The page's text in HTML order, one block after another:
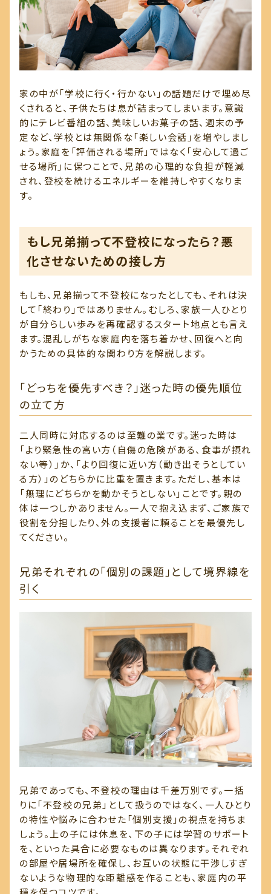
家の中が「学校に行く・行かない」の話題だけで埋め尽
くされると、子供たちは息が詰まってしまいます。意識
的にテレビ番組の話、美味しいお菓子の話、週末の予
定など、学校とは無関係な「楽しい会話」を増やしまし
ょう。家庭を「評価される場所」ではなく「安心して過ご
せる場所」に保つことで、兄弟の心理的な負担が軽減
され、登校を続けるエネルギーを維持しやすくなりま
す。
もし兄弟揃って不登校になったら？悪
化させないための接し方
もしも、兄弟揃って不登校になったとしても、それは決
して「終わり」ではありません。むしろ、家族一人ひとり
が自分らしい歩みを再確認するスタート地点とも言え
ます。混乱しがちな家庭内を落ち着かせ、回復へと向
かうための具体的な関わり方を解説します。
「どっちを優先すべき？」迷った時の優先順位
の立て方
二人同時に対応するのは至難の業です。迷った時は
「より緊急性の高い方（自傷の危険がある、食事が摂れ
ない等）」か、「より回復に近い方（動き出そうとしてい
る方）」のどちらかに比重を置きます。ただし、基本は
「無理にどちらかを動かそうとしない」ことです。親の
体は一つしかありません。一人で抱え込まず、ご家族で
役割を分担したり、外の支援者に頼ることを最優先し
てください。
兄弟それぞれの「個別の課題」として境界線を
引く
兄弟であっても、不登校の理由は千差万別です。一括
りに「不登校の兄弟」として扱うのではなく、一人ひとり
の特性や悩みに合わせた「個別支援」の視点を持ちま
しょう。上の子には休息を、下の子には学習のサポート
を、といった具合に必要なものは異なります。それぞれ
の部屋や居場所を確保し、お互いの状態に干渉しすぎ
ないような物理的な距離感を作ることも、家庭内の平